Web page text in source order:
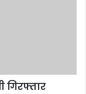
गिरफ्तार